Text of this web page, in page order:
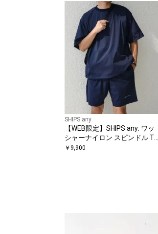
SHIPS any
【WEB限定】SHIPS any: ワッ
シャーナイロン スピンドル T
シャツ＋イージーショーツ セ
￥ 9,900